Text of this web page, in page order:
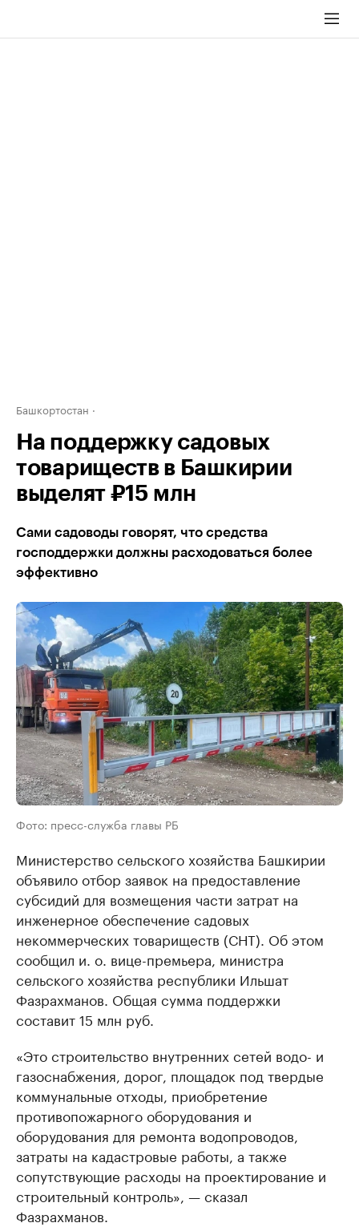
Башкортостан
На поддержку садовых
товариществ в Башкирии
выделят ₽15 млн
Сами садоводы говорят, что средства
господдержки должны расходоваться более
эффективно
Фото: пресс-служба главы РБ
Министерство сельского хозяйства Башкирии
объявило отбор заявок на предоставление
субсидий для возмещения части затрат на
инженерное обеспечение садовых
некоммерческих товариществ (СНТ). Об этом
сообщил и. о. вице-премьера, министра
сельского хозяйства республики Ильшат
Фазрахманов. Общая сумма поддержки
составит 15 млн руб.
«Это строительство внутренних сетей водо- и
газоснабжения, дорог, площадок под твердые
коммунальные отходы, приобретение
противопожарного оборудования и
оборудования для ремонта водопроводов,
затраты на кадастровые работы, а также
сопутствующие расходы на проектирование и
строительный контроль», — сказал
Фазрахманов.